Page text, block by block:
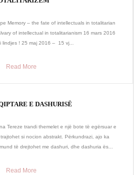
Memory – the fate of intellectuals in totalitarian
of intellectual in totalitarianism 16 mars 2016
lindjes ! 25 maj 2016 – 15 vj...
Read More
E DASHURISË
Tereze trandi themelet e një bote të egërsuar e
si nocion abstrakt. Përkundrazi, ajo ka
të drejtohet me dashuri, dhe dashuria ës...
Read More